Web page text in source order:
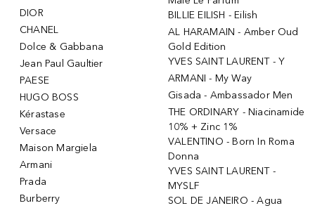
DIOR
CHANEL
Dolce & Gabbana
Jean Paul Gaultier
PAESE
HUGO BOSS
Kérastase
Versace
Maison Margiela
Armani
Prada
Burberry
BILLIE EILISH - Eilish
AL HARAMAIN - Amber Oud
Gold Edition
YVES SAINT LAURENT - Y
ARMANI - My Way
Gisada - Ambassador Men
THE ORDINARY - Niacinamide
10% + Zinc 1%
VALENTINO - Born In Roma
Donna
YVES SAINT LAURENT -
MYSLF
SOL DE JANEIRO - Agua